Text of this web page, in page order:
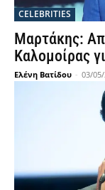
CELEBRITIES
Μαρτάκης:
Καλομοίρας
Ελένη Βατίδου - 03/